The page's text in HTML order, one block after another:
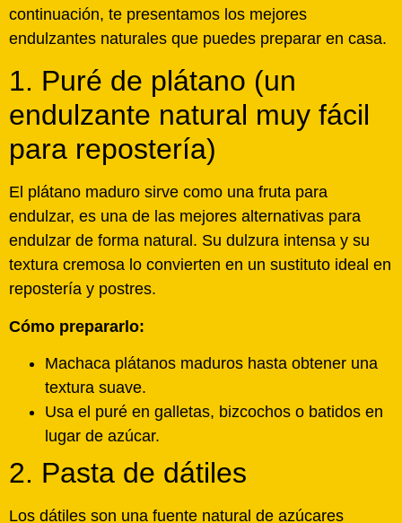
continuación, te presentamos los mejores
endulzantes naturales que puedes preparar en casa.
1. Puré de plátano (un
endulzante natural muy fácil
para repostería)
El plátano maduro sirve como una fruta para
endulzar, es una de las mejores alternativas para
endulzar de forma natural. Su dulzura intensa y su
textura cremosa lo convierten en un sustituto ideal en
repostería y postres.
Cómo prepararlo:
Machaca plátanos maduros hasta obtener una
textura suave.
Usa el puré en galletas, bizcochos o batidos en
lugar de azúcar.
2. Pasta de dátiles
Los dátiles son una fuente natural de azúcares